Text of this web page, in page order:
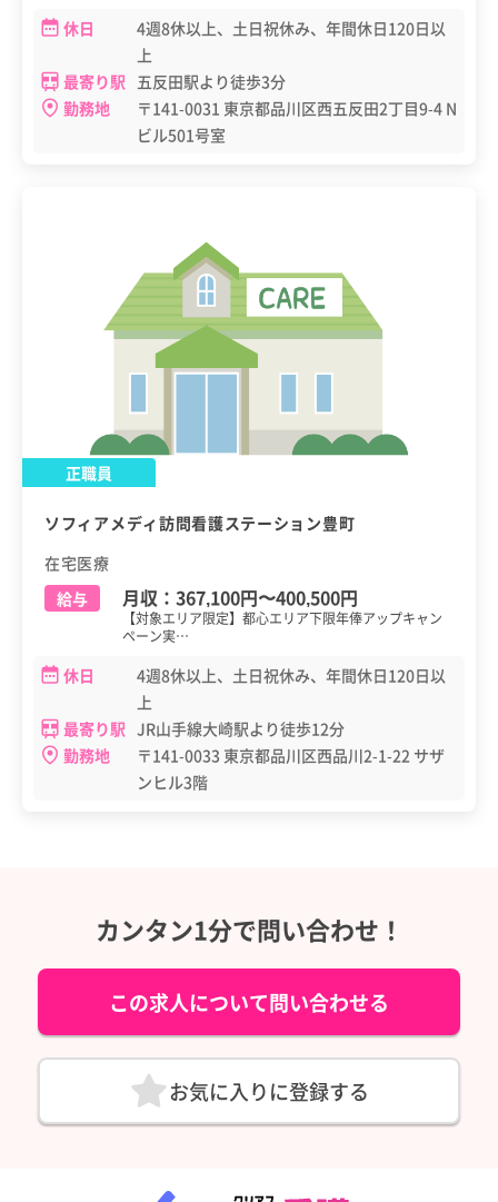
休日
4週8休以上、土日祝休み、年間休日120日以
上
最寄り駅 五反田駅より徒歩3分
勤務地
〒141-0031 東京都品川区西五反田2丁目9-4 N
ビル501号室
正職員
ソフィアメディ訪問看護ステーション豊町
在宅医療
給与
月収： 367,100円〜400,500円
【対象エリア限定】都心エリア下限年俸アップキャン
ペーン実…
休日
4週8休以上、土日祝休み、年間休日120日以
上
最寄り駅 JR山手線大崎駅より徒歩12分
勤務地
〒141-0033 東京都品川区西品川2-1-22 サザ
ンヒル3階
カンタン1分で問い合わせ！
この求人について問い合わせる
お気に入りに登録する